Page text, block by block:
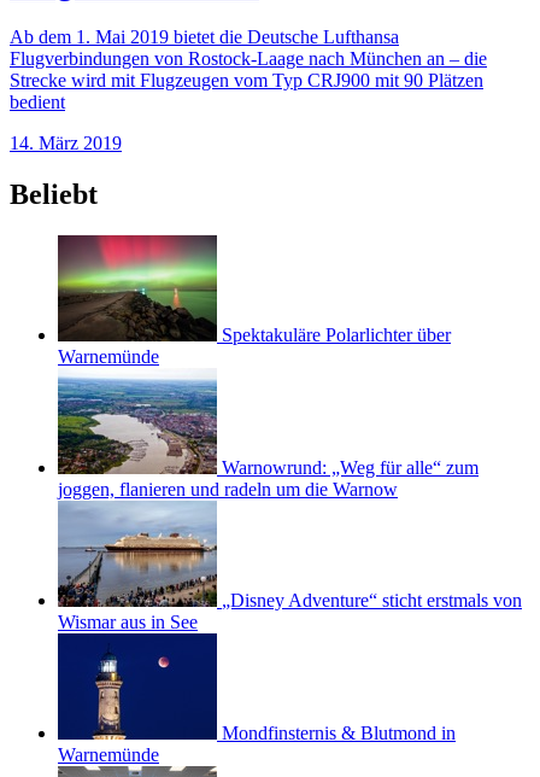
Ab dem 1. Mai 2019 bietet die Deutsche Lufthansa
Flugverbindungen von Rostock-Laage nach München an – die
Strecke wird mit Flugzeugen vom Typ CRJ900 mit 90 Plätzen
bedient
14. März 2019
Beliebt
Spektakuläre Polarlichter über
Warnemünde
Warnowrund: „Weg für alle“ zum
joggen, flanieren und radeln um die Warnow
„Disney Adventure“ sticht erstmals von
Wismar aus in See
Mondfinsternis & Blutmond in
Warnemünde